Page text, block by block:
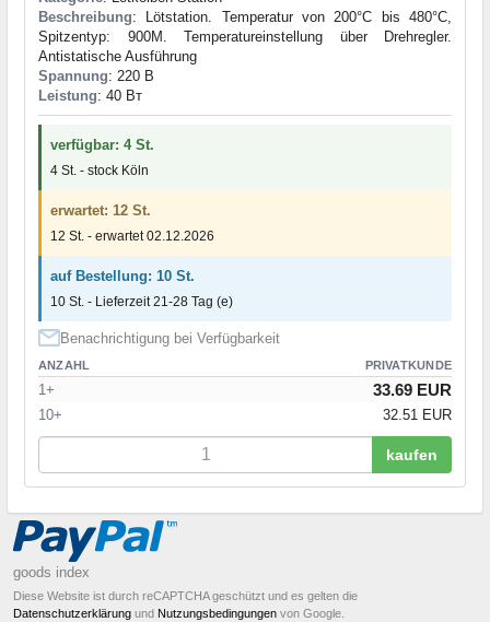
Beschreibung: Lötstation. Temperatur von 200°C bis 480°C,
Spitzentyp: 900M. Temperatureinstellung über Drehregler.
Antistatische Ausführung
Spannung: 220 В
Leistung: 40 Вт
verfügbar: 4 St.
4 St. - stock Köln
erwartet: 12 St.
12 St. - erwartet 02.12.2026
auf Bestellung: 10 St.
10 St. - Lieferzeit 21-28 Tag (e)
Benachrichtigung bei Verfügbarkeit
ANZAHL PRIVATKUNDE
1+ 33.69 EUR
10+ 32.51 EUR
kaufen
goods index
Diese Website ist durch reCAPTCHA geschützt und es gelten die
Datenschutzerklärung und Nutzungsbedingungen von Google.